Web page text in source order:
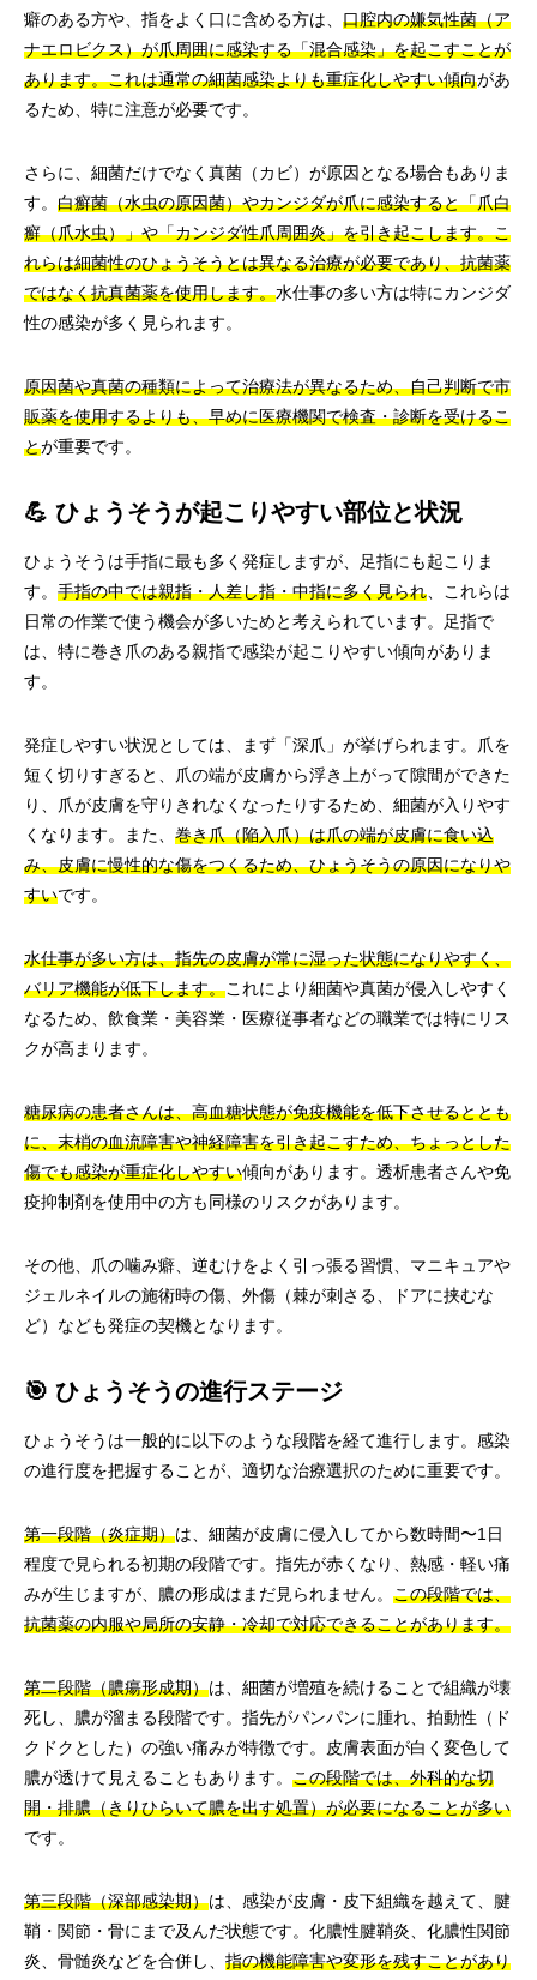
癖のある方や、指をよく口に含める方は、 口腔内の嫌気性菌（ア
ナエロビクス）が爪周囲に感染する「混合感染」を起こすことが
あります。これは通常の細菌感染よりも重症化しやすい傾向があ
るため、特に注意が必要です。
さらに、細菌だけでなく真菌（カビ）が原因となる場合もありま
す。 白癬菌（水虫の原因菌）やカンジダが爪に感染すると「爪白
癬（爪水虫）」や「カンジダ性爪周囲炎」を引き起こします。こ
れらは細菌性のひょうそうとは異なる治療が必要であり、抗菌薬
ではなく抗真菌薬を使用します。水仕事の多い方は特にカンジダ
性の感染が多く見られます。
原因菌や真菌の種類によって治療法が異なるため、自己判断で市
販薬を使用するよりも、早めに医療機関で検査・診断を受けるこ
とが重要です。
💪 ひょうそうが起こりやすい部位と状況
ひょうそうは手指に最も多く発症しますが、足指にも起こりま
す。 手指の中では親指・人差し指・中指に多く見られ 、これらは
日常の作業で使う機会が多いためと考えられています。足指で
は、特に巻き爪のある親指で感染が起こりやすい傾向がありま
す。
発症しやすい状況としては、まず「深爪」が挙げられます。爪を
短く切りすぎると、爪の端が皮膚から浮き上がって隙間ができた
り、爪が皮膚を守りきれなくなったりするため、細菌が入りやす
くなります。また、 巻き爪（陥入爪）は爪の端が皮膚に食い込
み、皮膚に慢性的な傷をつくるため、ひょうそうの原因になりや
すいです。
水仕事が多い方は、指先の皮膚が常に湿った状態になりやすく、
バリア機能が低下します。これにより細菌や真菌が侵入しやすく
なるため、飲食業・美容業・医療従事者などの職業では特にリス
クが高まります。
糖尿病の患者さんは、高血糖状態が免疫機能を低下させるととも
に、末梢の血流障害や神経障害を引き起こすため、ちょっとした
傷でも感染が重症化しやすい傾向があります。透析患者さんや免
疫抑制剤を使用中の方も同様のリスクがあります。
その他、爪の噛み癖、逆むけをよく引っ張る習慣、マニキュアや
ジェルネイルの施術時の傷、外傷（棘が刺さる、ドアに挟むな
ど）なども発症の契機となります。
🎯 ひょうそうの進行ステージ
ひょうそうは一般的に以下のような段階を経て進行します。感染
の進行度を把握することが、適切な治療選択のために重要です。
第一段階（炎症期）は、細菌が皮膚に侵入してから数時間〜1日
程度で見られる初期の段階です。指先が赤くなり、熱感・軽い痛
みが生じますが、膿の形成はまだ見られません。 この段階では、
抗菌薬の内服や局所の安静・冷却で対応できることがあります。
第二段階（膿瘍形成期）は、細菌が増殖を続けることで組織が壊
死し、膿が溜まる段階です。指先がパンパンに腫れ、拍動性（ド
クドクとした）の強い痛みが特徴です。皮膚表面が白く変色して
膿が透けて見えることもあります。 この段階では、外科的な切
開・排膿（きりひらいて膿を出す処置）が必要になることが多い
です。
第三段階（深部感染期）は、感染が皮膚・皮下組織を越えて、腱
鞘・関節・骨にまで及んだ状態です。化膿性腱鞘炎、化膿性関節
炎、骨髄炎などを合併し、 指の機能障害や変形を残すことがあり